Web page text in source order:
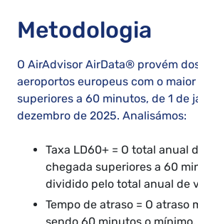
Metodologia
O AirAdvisor AirData® provém
aeroportos europeus com o
superiores a 60 minutos, de 1 de
dezembro de 2025. Analisámos:
Taxa LD60+ = O total anual
chegada superiores a 60
dividido pelo total anual de
Tempo de atraso = O atraso